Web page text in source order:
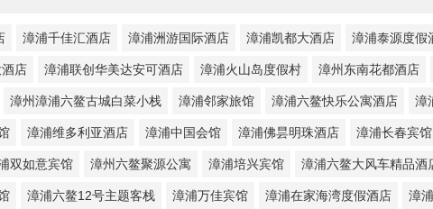
漳浦千佳汇酒店 漳浦洲游国际酒店 漳浦凯都大酒店 漳浦泰源度假
店 漳浦联创华美达安可酒店 漳浦火山岛度假村 漳州东南花都酒店
漳州漳浦六鳌古城白菜小栈 漳浦邻家旅馆 漳浦六鳌快乐公寓酒店 漳
漳浦维多利亚酒店 漳浦中国会馆 漳浦佛昙明珠酒店 漳浦长春宾馆
双如意宾馆 漳州六鳌聚源公寓 漳浦培兴宾馆 漳浦六鳌大风车精品酒
漳浦六鳌12号主题客栈 漳浦万佳宾馆 漳浦在家海湾度假酒店 漳